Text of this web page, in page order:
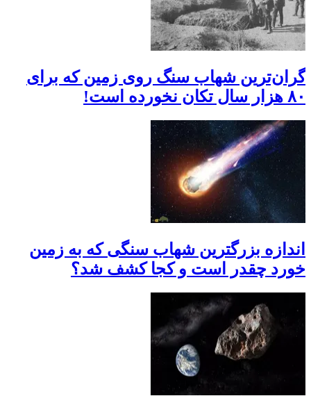
گران‌ترین شهاب سنگ روی زمین که برای
۸۰ هزار سال تکان نخورده‌ است!
اندازه بزرگترین شهاب سنگی که به زمین
خورد چقدر است و کجا کشف شد؟